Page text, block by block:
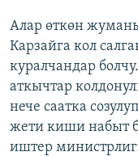
ЭЖЕ-СИҢДИЛЕР
АЗАТТЫК+
ЫҢГАЙСЫЗ СУРООЛОР
ОНЛАЙН ШЕРИНЕ
ЭЕ/АРнун
Алар өткөн
Карзайга кол
куралчандар
аткычтар
нече саатка
жети киши набыт
иштер